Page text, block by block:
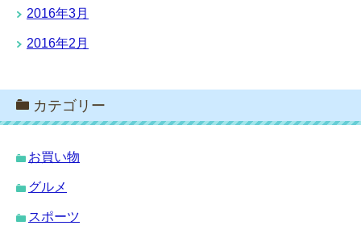
2016年3月
2016年2月
カテゴリー
お買い物
グルメ
スポーツ